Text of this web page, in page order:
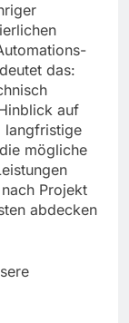
das:
auf
langfristige
mögliche
Projekt
abdecken